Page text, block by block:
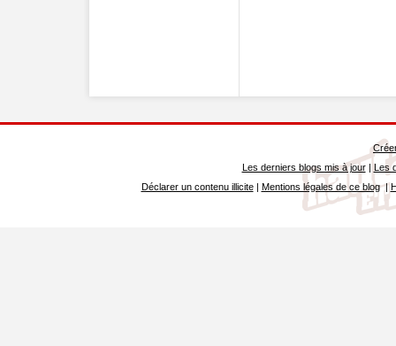
Les derniers blogs mis à jour| Les
Déclarer un contenu illicite| Mentions légales de ce blog|